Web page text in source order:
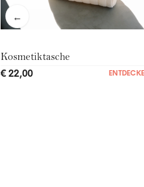
←
Kosmetiktasche
€ 22,00